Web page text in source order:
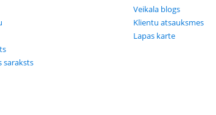
saraksts
Veikala blogs
Klientu atsauksmes
Lapas karte